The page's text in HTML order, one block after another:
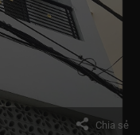
Chia sẻ